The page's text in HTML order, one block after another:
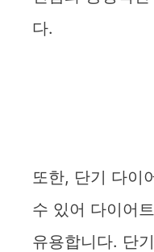
다.
또한, 단기 다이
수 있어 다이어
유용합니다. 단